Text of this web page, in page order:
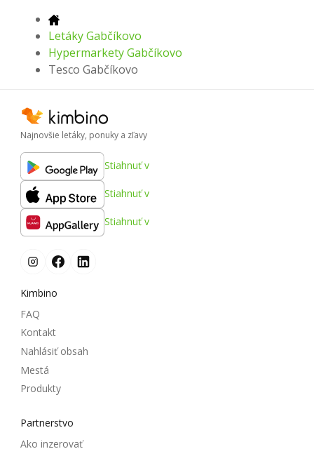
Letáky Gabčíkovo
Hypermarkety Gabčíkovo
Tesco Gabčíkovo
Najnovšie letáky, ponuky a zľavy
Stiahnuť v
Stiahnuť v
Stiahnuť v
Kimbino
FAQ
Kontakt
Nahlásiť obsah
Mestá
Produkty
Partnerstvo
Ako inzerovať